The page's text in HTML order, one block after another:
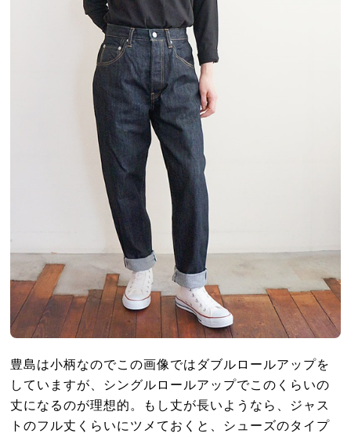
豊島は小柄なのでこの画像ではダブルロールアップを
していますが、シングルロールアップでこのくらいの
丈になるのが理想的。もし丈が長いようなら、ジャス
トのフル丈くらいにツメておくと、シューズのタイプ